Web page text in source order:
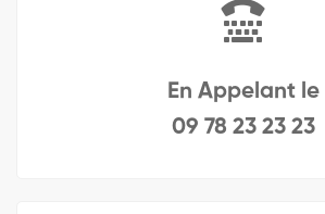
En Appelant le
09 78 23 23 23